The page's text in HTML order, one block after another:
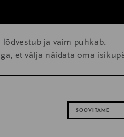
ja vaim puhkab.
et välja näidata oma
SOOVITAME